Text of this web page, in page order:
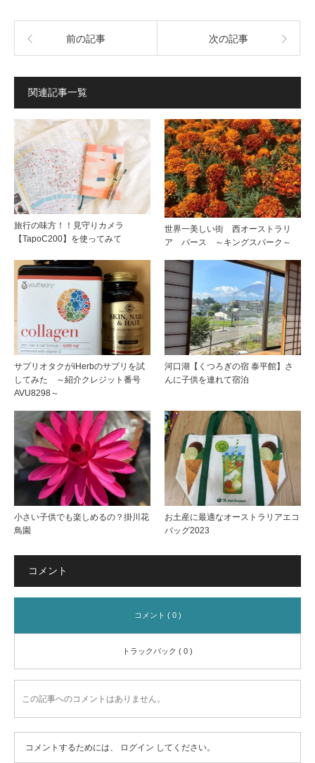
前の記事 次の記事
関連記事一覧
旅行の味方！！見守りカメラ
【TapoC200】を使ってみて
世界一美しい街 西オーストラリ
ア パース ～キングスパーク～
サプリオタクがiHerbのサプリを試
してみた ～紹介クレジット番号
AVU8298～
河口湖【くつろぎの宿 泰平館】さ
んに子供を連れて宿泊
小さい子供でも楽しめるの？掛川花
鳥園
お土産に最適なオーストラリアエコ
バッグ2023
コメント
コメント ( 0 )
トラックバック ( 0 )
この記事へのコメントはありません。
コメントするためには、 ログイン してください。